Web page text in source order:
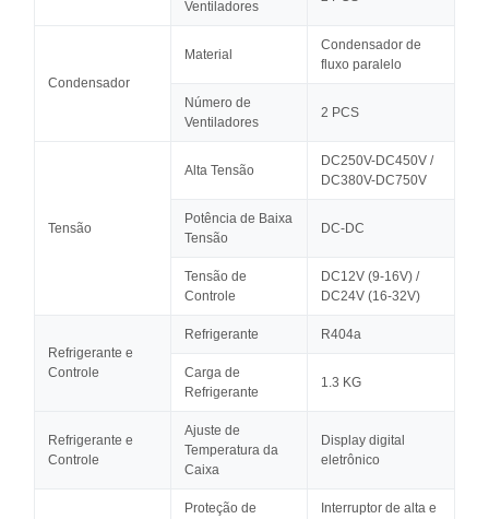
Ventiladores
Condensador
Material
Condensador de
fluxo paralelo
Número de
Ventiladores
2 PCS
Tensão
Alta Tensão
DC250V-DC450V /
DC380V-DC750V
Potência de Baixa
Tensão
DC-DC
Tensão de
Controle
DC12V (9-16V) /
DC24V (16-32V)
Refrigerante e
Controle
Refrigerante R404a
Carga de
Refrigerante
1.3 KG
Refrigerante e
Controle
Ajuste de
Temperatura da
Caixa
Display digital
eletrônico
Proteção de
Interruptor de alta e